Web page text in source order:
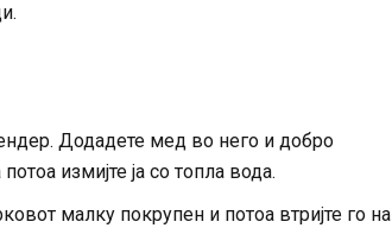
Додадете мед во него и добро
измијте ја со топла вода.
малку покрупен и потоа втријте го на